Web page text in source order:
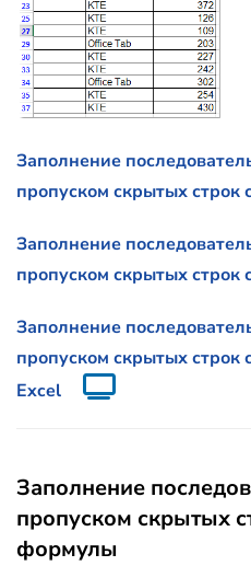
Заполнение
пропуском скрытых
Заполнение
пропуском скрытых
Заполнение
пропуском скрытых
Excel
Заполнение
пропуском скрытых
формулы